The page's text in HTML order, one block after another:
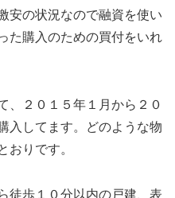
安の状況なので融資を使い
た購入のための買付をいれ
、２０１５年１月から２０
入してます。どのような物
おりです。
徒歩１０分以内の戸建、表